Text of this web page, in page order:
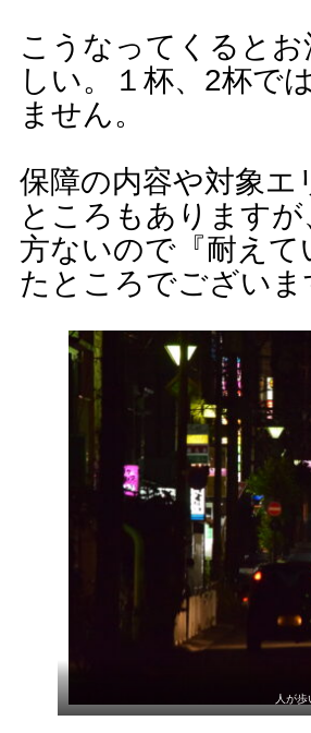
こうなってくると
しい。１杯、2杯で
ません。
保障の内容や対象
ところもあります
方ないので『耐え
たところでございま
人が